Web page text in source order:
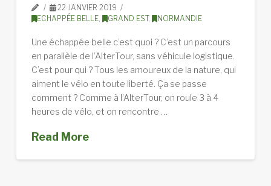
22 JANVIER 2019
ECHAPPÉE BELLE, GRAND EST, NORMANDIE
Une échappée belle c’est quoi ? C’est un parcours
en parallèle de l’AlterTour, sans véhicule logistique.
C’est pour qui ? Tous les amoureux de la nature, qui
aiment le vélo en toute liberté. Ça se passe
comment ? Comme à l’AlterTour, on roule 3 à 4
heures de vélo, et on rencontre …
Read More